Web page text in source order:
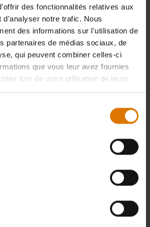
des fonctionnalités relatives aux
d'analyser notre trafic. Nous
des informations sur l'utilisation de
partenaires de médias sociaux, de
qui peuvent combiner celles-ci
que vous leur avez fournies
lors de votre utilisation de leurs